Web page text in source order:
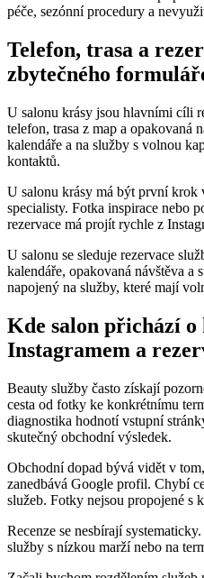
péče, sezónní procedury a
Telefon, trasa a
zbytečného
U salonu krásy jsou hlavními cíli
telefon, trasa z map a opakovaná
kalendáře a na služby s volnou
kontaktů.
U salonu krásy má být první krok
specialisty. Fotka inspirace nebo
rezervace má projít rychle z
U salonu se sleduje rezervace
kalendáře, opakovaná návštěva
napojený na služby, které mají
Kde salon přichází
Instagramem a
Beauty služby často získají
cesta od fotky ke konkrétnímu
diagnostika hodnotí vstupní
skutečný obchodní výsledek.
Obchodní dopad bývá vidět v
zanedbává Google profil. Chybí
služeb. Fotky nejsou propojené s
Recenze se nesbírají
služby s nízkou marží nebo na